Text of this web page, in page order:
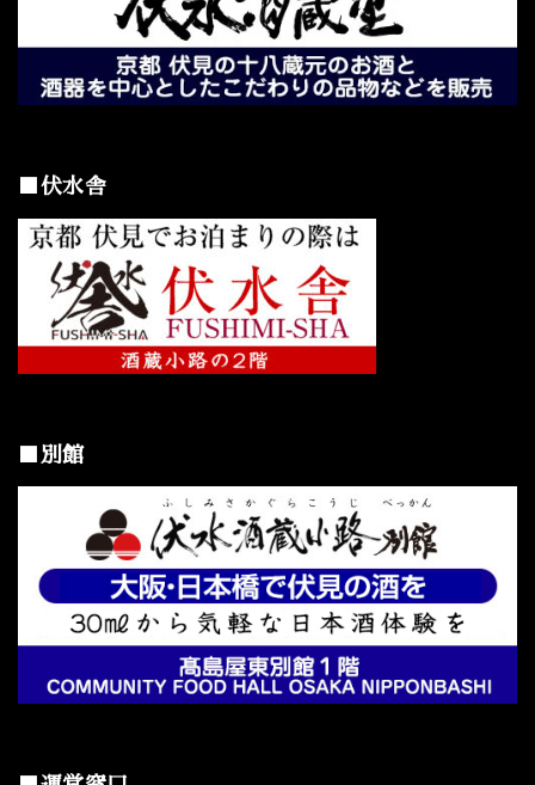
■伏水舎
■別館